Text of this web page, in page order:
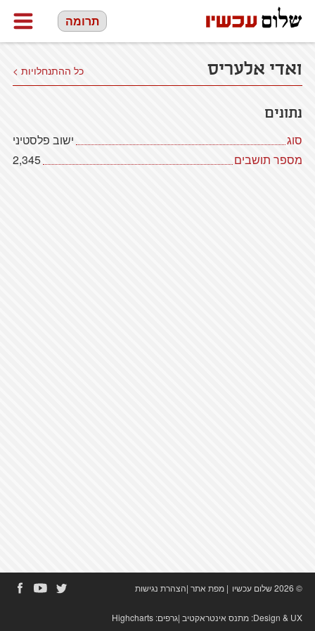
תרומה
ואדי אלעריס כל ההתנחלויות >
נתונים
סוג
ישוב פלסטיני
מספר תושבים
2,345
© 2026 שלום עכשיו | מפת אתר|הצהרת נגישות
Design & UX: מתנס אינטראקטיב|גרפים: Highcharts